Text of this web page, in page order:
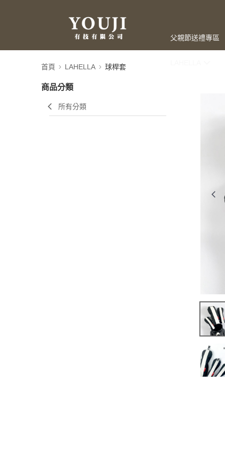
父親節送禮專區
首頁 LAHELLA 球桿套
商品分類
所有分類